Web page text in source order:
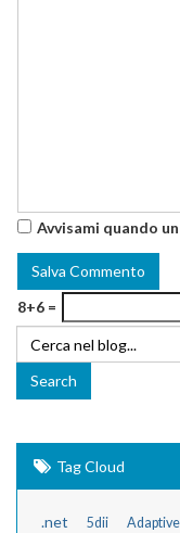
Avvisami quando
8+6 =
Tag Cloud
.net 5dii